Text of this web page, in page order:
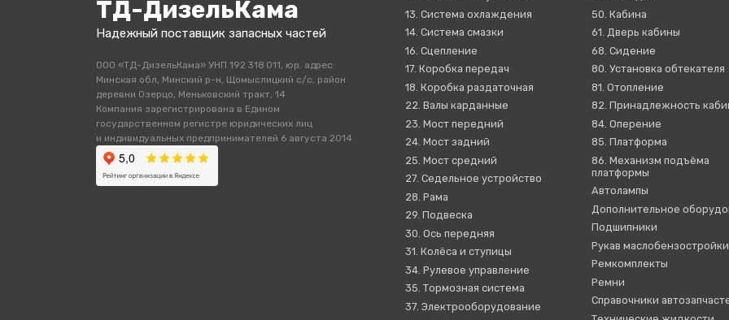
ТД-ДизельКама
Надежный поставщик запасных частей
ООО «ТД-ДизельКама» УНП 192 318 011, юр. адрес:
Минская обл, Минский р-н, Щомыслицкий с/с, район
деревни Озерцо, Меньковский тракт, 14
Компания зарегистрирована в Едином
государственном регистре юридических лиц
и индивидуальных предпринимателей 6 августа 2014
13. Система охлаждения
14. Система смазки
16. Сцепление
17. Коробка передач
18. Коробка раздаточная
22. Валы карданные
23. Мост передний
24. Мост задний
25. Мост средний
27. Седельное устройство
28. Рама
29. Подвеска
30. Ось передняя
31. Колёса и ступицы
34. Рулевое управление
35. Тормозная система
37. Электрооборудование
50. Кабина
61. Дверь кабины
68. Сидение
80. Установка обтекателя
81. Отопление
82. Принадлежность
84. Оперение
85. Платформа
86. Механизм подъёма
платформы
Автолампы
Дополнительное
Подшипники
Рукав
Ремкомплекты
Ремни
Справочники